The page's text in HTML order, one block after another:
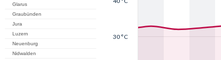
Glarus
Graubünden
Jura
Luzern
Neuenburg
Nidwalden